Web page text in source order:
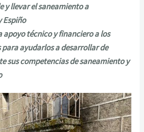
y llevar el saneamiento a
Espiño
apoyo técnico y financiero a los
ayudarlos a desarrollar de
sus competencias de saneamiento y